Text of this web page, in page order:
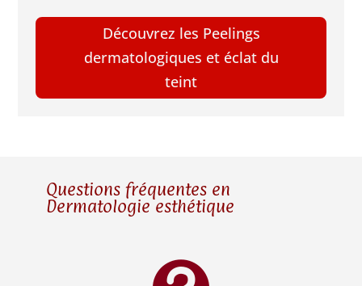
Découvrez les Peelings
dermatologiques et éclat du
teint
Questions fréquentes en
Dermatologie esthétique